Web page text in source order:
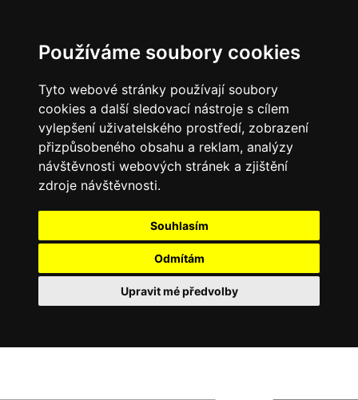
Používáme soubory cookies
Tyto webové stránky používají soubory
cookies a další sledovací nástroje s cílem
vylepšení uživatelského prostředí, zobrazení
přizpůsobeného obsahu a reklam, analýzy
návštěvnosti webových stránek a zjištění
zdroje návštěvnosti.
Souhlasím
Odmítám
Upravit mé předvolby